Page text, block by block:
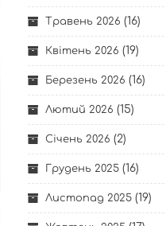
Травень 2026 (16)
Квітень 2026 (19)
Березень 2026 (16)
Лютий 2026 (15)
Січень 2026 (2)
Грудень 2025 (16)
Листопад 2025 (19)